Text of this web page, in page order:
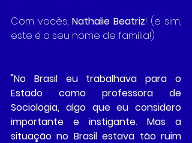
Com vocês, Nathalie Beatriz! (e sim,
este é o seu nome de família!)
"No Brasil eu trabalhava para o
Estado como professora de
Sociologia, algo que eu considero
importante e instigante. Mas a
situação no Brasil estava tão ruim